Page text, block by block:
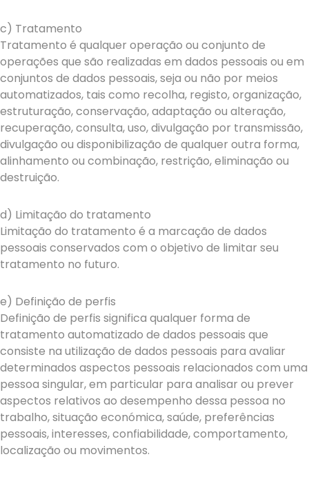
c) Tratamento
Tratamento é qualquer operação ou conjunto de
operações que são realizadas em dados pessoais ou em
conjuntos de dados pessoais, seja ou não por meios
automatizados, tais como recolha, registo, organização,
estruturação, conservação, adaptação ou alteração,
recuperação, consulta, uso, divulgação por transmissão,
divulgação ou disponibilização de qualquer outra forma,
alinhamento ou combinação, restrição, eliminação ou
destruição.
d) Limitação do tratamento
Limitação do tratamento é a marcação de dados
pessoais conservados com o objetivo de limitar seu
tratamento no futuro.
e) Definição de perfis
Definição de perfis significa qualquer forma de
tratamento automatizado de dados pessoais que
consiste na utilização de dados pessoais para avaliar
determinados aspectos pessoais relacionados com uma
pessoa singular, em particular para analisar ou prever
aspectos relativos ao desempenho dessa pessoa no
trabalho, situação económica, saúde, preferências
pessoais, interesses, confiabilidade, comportamento,
localização ou movimentos.